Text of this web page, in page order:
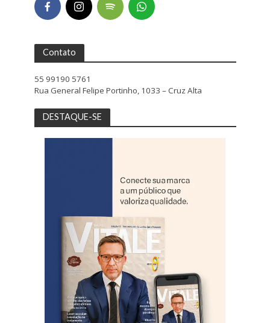
Contato
55 99190 5761
Rua General Felipe Portinho, 1033 – Cruz Alta
DESTAQUE-SE